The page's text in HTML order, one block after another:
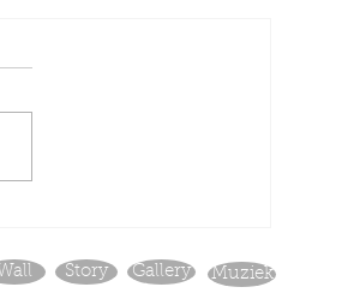
Wall Story Gallery Muziek